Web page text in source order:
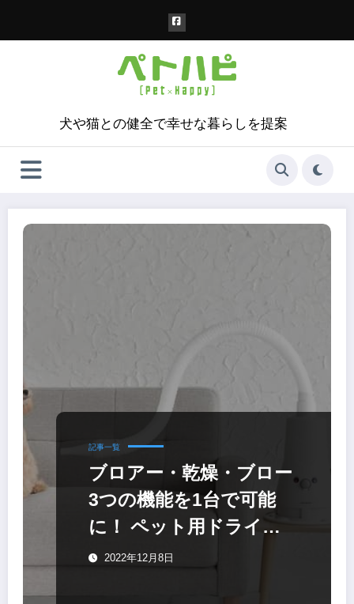
犬や猫との健全で幸せな暮らしを提案
記事一覧
ブロアー・乾燥・ブロー
3つの機能を1台で可能
に！ ペット用ドライヤ
ー「復元ドライヤー
2022年12月8日